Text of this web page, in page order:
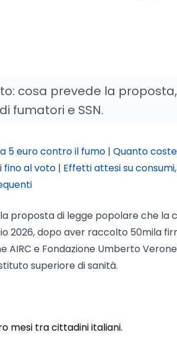
cosa prevede la
fumatori e SSN.
5 euro contro il fumo | Quanto
fino al voto | Effetti attesi su
proposta di legge popolare che la
2026, dopo aver raccolto 50mila
AIRC e Fondazione Umberto
superiore di sanità.
mesi tra cittadini italiani.